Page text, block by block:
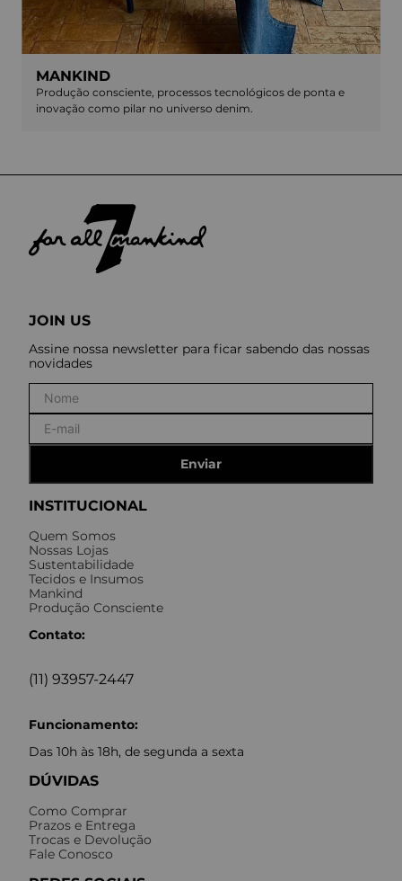
MANKIND
Produção consciente, processos tecnológicos de ponta e
inovação como pilar no universo denim.
INSTITUCIONAL
Quem Somos
Nossas Lojas
Sustentabilidade
Tecidos e Insumos
Mankind
Produção Consciente
Contato:
(11) 93957-2447
Funcionamento:
Das 10h às 18h, de segunda a sexta
DÚVIDAS
Como Comprar
Prazos e Entrega
Trocas e Devolução
Fale Conosco
JOIN US
Assine nossa newsletter para ficar sabendo das nossas
novidades
Enviar